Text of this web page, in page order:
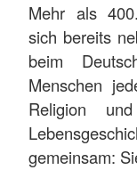
Mehr als
sich bereits
beim
Menschen
Religion
gemeinsam: